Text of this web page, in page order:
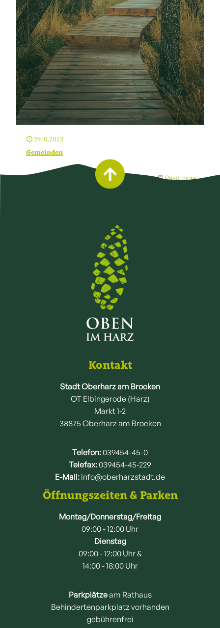
29.10.2023
Gemeinden
Read more
Kontakt
Stadt Oberharz am Brocken
OT Elbingerode (Harz)
Markt 1-2
38875 Oberharz am Brocken
Telefon:039454-45-0
Telefax:039454-45-229
E-Mail: info@oberharzstadt.de
Öffnungszeiten & Parken
Montag/Donnerstag/Freitag
09:00 - 12:00 Uhr
Dienstag
09:00 - 12:00 Uhr &
14:00 - 18:00 Uhr
Parkplätzeam Rathaus
Behindertenparkplatz vorhanden
gebührenfrei